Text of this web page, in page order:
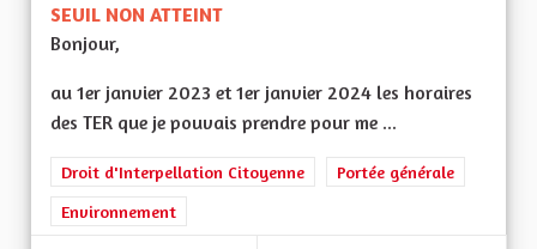
SEUIL NON ATTEINT
Bonjour,
au 1er janvier 2023 et 1er janvier 2024 les horaires
des TER que je pouvais prendre pour me ...
Droit d'Interpellation Citoyenne
Portée générale
Environnement